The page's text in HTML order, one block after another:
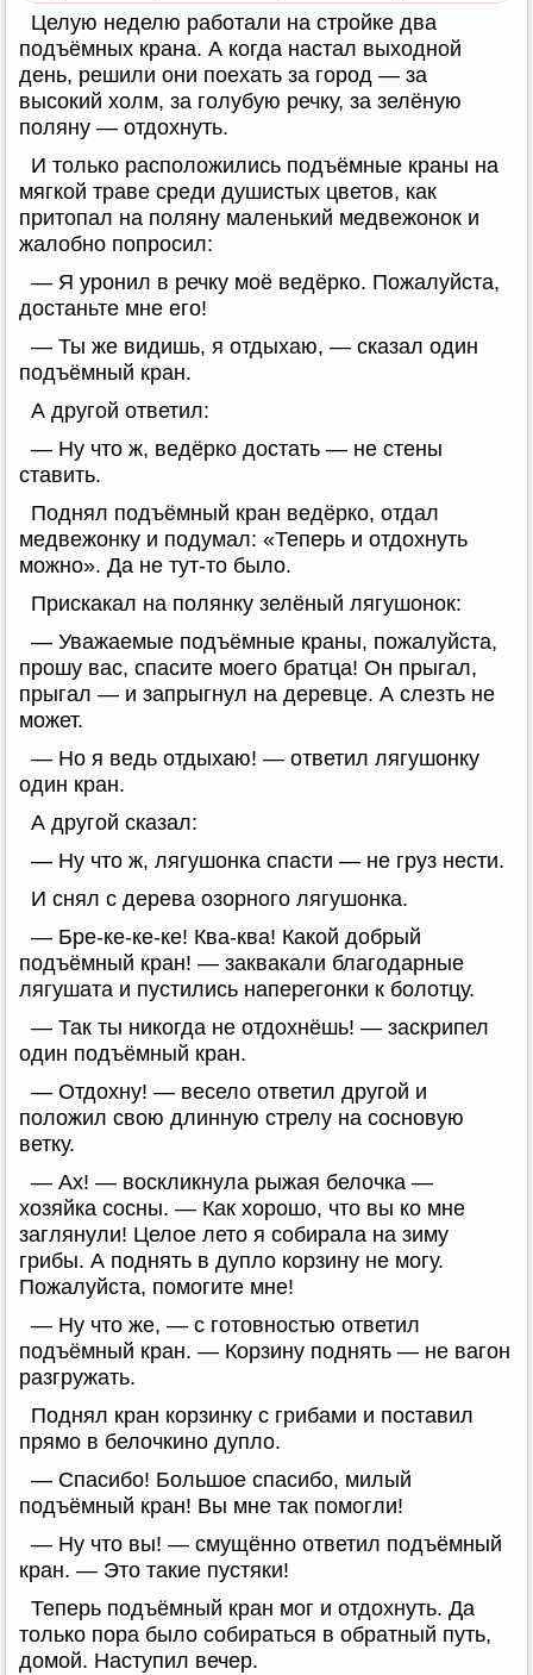
Целую неделю работали на стройке два
подъёмных крана. А когда настал выходной
день, решили они поехать за город — за
высокий холм, за голубую речку, за зелёную
поляну — отдохнуть.
И только расположились подъёмные краны на
мягкой траве среди душистых цветов, как
притопал на поляну маленький медвежонок и
жалобно попросил:
— Я уронил в речку моё ведёрко. Пожалуйста,
достаньте мне его!
— Ты же видишь, я отдыхаю, — сказал один
подъёмный кран.
А другой ответил:
— Ну что ж, ведёрко достать — не стены
ставить.
Поднял подъёмный кран ведёрко, отдал
медвежонку и подумал: «Теперь и отдохнуть
можно». Да не тут-то было.
Прискакал на полянку зелёный лягушонок:
— Уважаемые подъёмные краны, пожалуйста,
прошу вас, спасите моего братца! Он прыгал,
прыгал — и запрыгнул на деревце. А слезть не
может.
— Но я ведь отдыхаю! — ответил лягушонку
один кран.
А другой сказал:
— Ну что ж, лягушонка спасти — не груз нести.
И снял с дерева озорного лягушонка.
— Бре-ке-ке-ке! Ква-ква! Какой добрый
подъёмный кран! — заквакали благодарные
лягушата и пустились наперегонки к болотцу.
— Так ты никогда не отдохнёшь! — заскрипел
один подъёмный кран.
— Отдохну! — весело ответил другой и
положил свою длинную стрелу на сосновую
ветку.
— Ах! — воскликнула рыжая белочка —
хозяйка сосны. — Как хорошо, что вы ко мне
заглянули! Целое лето я собирала на зиму
грибы. А поднять в дупло корзину не могу.
Пожалуйста, помогите мне!
— Ну что же, — с готовностью ответил
подъёмный кран. — Корзину поднять — не вагон
разгружать.
Поднял кран корзинку с грибами и поставил
прямо в белочкино дупло.
— Спасибо! Большое спасибо, милый
подъёмный кран! Вы мне так помогли!
— Ну что вы! — смущённо ответил подъёмный
кран. — Это такие пустяки!
Теперь подъёмный кран мог и отдохнуть. Да
только пора было собираться в обратный путь,
домой. Наступил вечер.